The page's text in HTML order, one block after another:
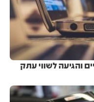
והגיעה לשווי עתק